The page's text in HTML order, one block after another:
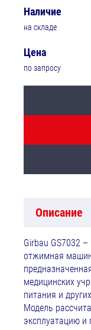
Наличие
на складе
Цена
по запросу
Описание
Girbau GS7032
отжимная
медицинских
питания и
Модель
эксплуатацию и